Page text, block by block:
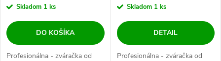
Skladom 1 ks
DO KOŠÍKA
Profesionálna - zváračka od
Skladom 1 ks
DETAIL
Profesionálna - zváračka od